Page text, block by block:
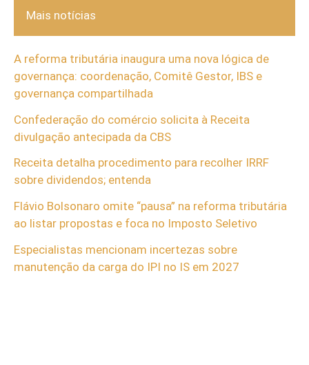
Mais notícias
A reforma tributária inaugura uma nova lógica de
governança: coordenação, Comitê Gestor, IBS e
governança compartilhada
Confederação do comércio solicita à Receita
divulgação antecipada da CBS
Receita detalha procedimento para recolher IRRF
sobre dividendos; entenda
Flávio Bolsonaro omite “pausa” na reforma tributária
ao listar propostas e foca no Imposto Seletivo
Especialistas mencionam incertezas sobre
manutenção da carga do IPI no IS em 2027